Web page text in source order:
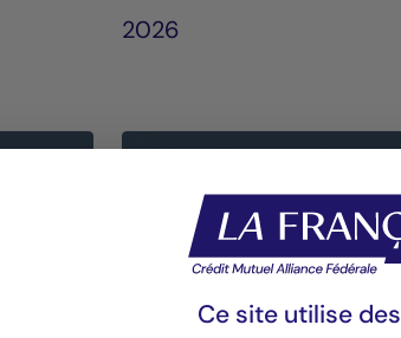
2026
Ce site utilise des